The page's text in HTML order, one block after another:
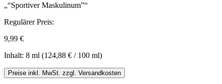
„“Sportiver Maskulinum”“
Regulärer Preis:
9,99 €
Inhalt: 8 ml (124,88 € / 100 ml)
Preise inkl. MwSt. zzgl. Versandkosten